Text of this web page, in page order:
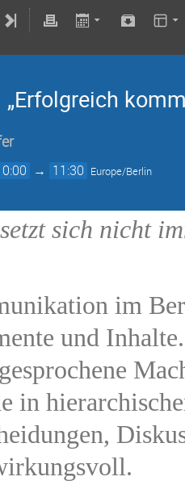
„Erfolgreich
→ 11:30 Europe/Berlin
sich nicht
im
und
in